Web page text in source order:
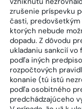
zrušenie príspevku
časti, predovšetkým
ktorých nebude
dopadu. Z dôvodu
ukladaniu sankcií
podľa iných
rozpočtových
konanie (tú istú
podľa osobitného
predchádzajúceho